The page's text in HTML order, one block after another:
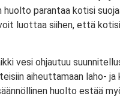
parantaa kotisi
luottaa siihen, että
vesi ohjautuu
aiheuttamaan laho-
huolto estää